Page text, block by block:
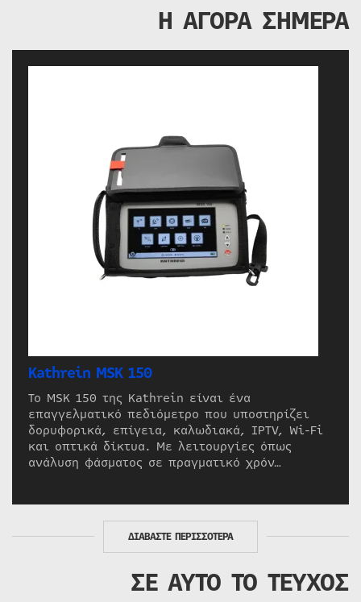
Η ΑΓΟΡΑ ΣΗΜΕΡΑ
Kathrein MSK 150
Το MSK 150 της Kathrein είναι ένα
επαγγελματικό πεδιόμετρο που υποστηρίζει
δορυφορικά, επίγεια, καλωδιακά, IPTV, Wi-Fi
και οπτικά δίκτυα. Με λειτουργίες όπως
ανάλυση φάσματος σε πραγματικό χρόν…
ΔΙΑΒΑΣΤΕ ΠΕΡΙΣΣΟΤΕΡΑ
ΣΕ ΑΥΤΟ ΤΟ ΤΕΥΧΟΣ